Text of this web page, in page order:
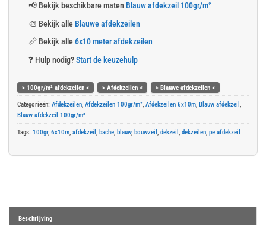
📢 Bekijk beschikbare maten Blauw afdekzeil 100gr/m²
🎨 Bekijk alle Blauwe afdekzeilen
📏 Bekijk alle 6x10 meter afdekzeilen
❓ Hulp nodig? Start de keuzehulp
> 100gr/m² afdekzeilen < > Afdekzeilen <
> Blauwe afdekzeilen <
Categorieën: Afdekzeilen Afdekzeilen 100gr/m² Afdekzeilen 6x10m Blauw afdekzeil
Blauw afdekzeil 100gr/m²
Tags: 100gr, 6x10m afdekzeil bache blauw, bouwzeil dekzeil dekzeilen pe afdekzeil
Beschrijving